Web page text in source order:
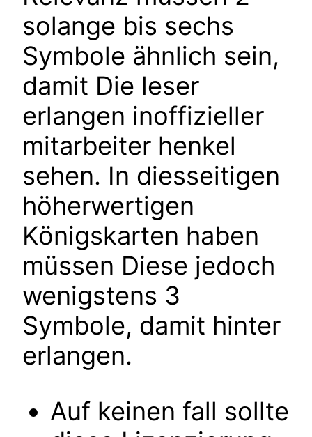
solange bis sechs
Symbole ähnlich sein,
damit Die leser
erlangen inoffizieller
mitarbeiter henkel
sehen. In diesseitigen
höherwertigen
Königskarten haben
müssen Diese jedoch
wenigstens 3
Symbole, damit hinter
erlangen.
Auf keinen fall sollte